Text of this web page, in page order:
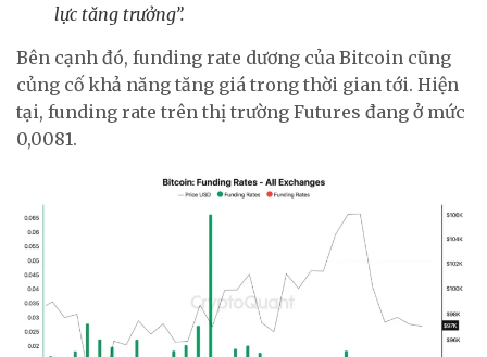
lực tăng trưởng”.
Bên cạnh đó, funding rate dương của Bitcoin cũng
củng cố khả năng tăng giá trong thời gian tới. Hiện
tại, funding rate trên thị trường Futures đang ở mức
0,0081.